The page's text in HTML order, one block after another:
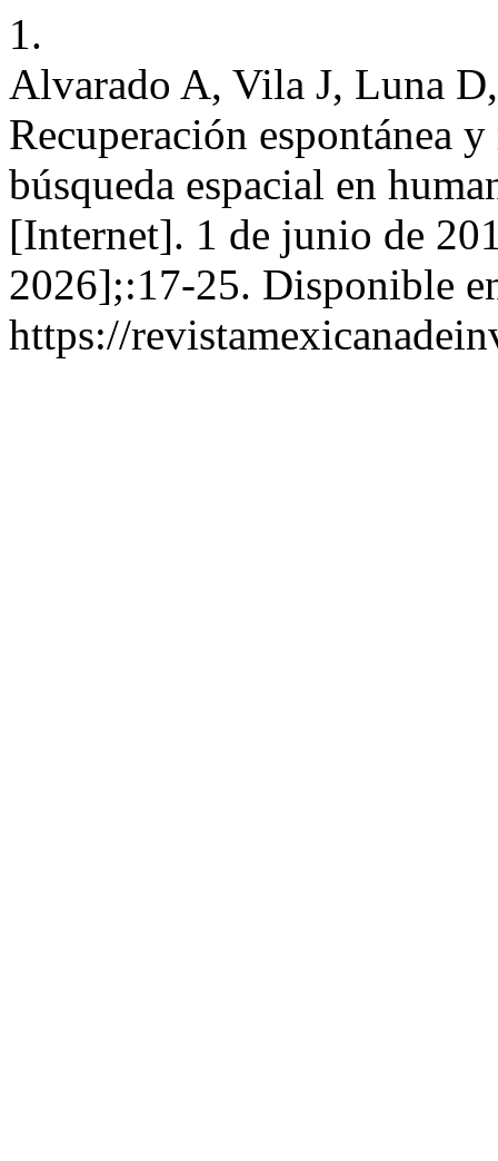
1.
Alvarado A, Vila J, Luna
Recuperación espontánea
búsqueda espacial en
[Internet]. 1 de junio de
2026];:17-25. Disponible
https://